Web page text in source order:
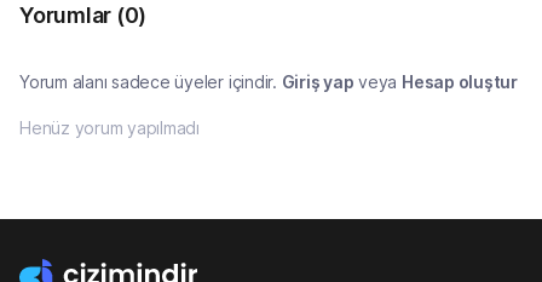
Yorumlar (0)
Yorum alanı sadece üyeler içindir. Giriş yap veya Hesap oluştur
Henüz yorum yapılmadı